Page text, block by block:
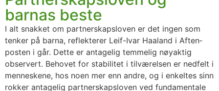
barnas beste
I alt snak­ket om part­ner­skaps­lo­ven er det ingen som
ten­ker på bar­na, reflek­te­rer Leif-Ivar Haa­land i Aften­
pos­ten i går. Det­te er anta­ge­lig tem­me­lig nøy­ak­tig
obser­vert. Beho­vet for sta­bi­li­tet i til­væ­rel­sen er ned­felt i
men­nes­ke­ne, hos noen mer enn and­re, og i enkel­tes sinn
rok­ker anta­ge­lig part­ner­skaps­lo­ven ved fun­da­men­ta­le